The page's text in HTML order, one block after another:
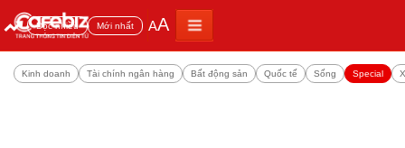
Đọc nhiều Mới nhất AA
Kinh doanh Tài chính ngân hàng Bất động sản Quốc tế Sống Special